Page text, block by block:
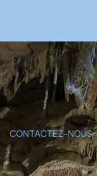
CONTACTEZ-NOUS